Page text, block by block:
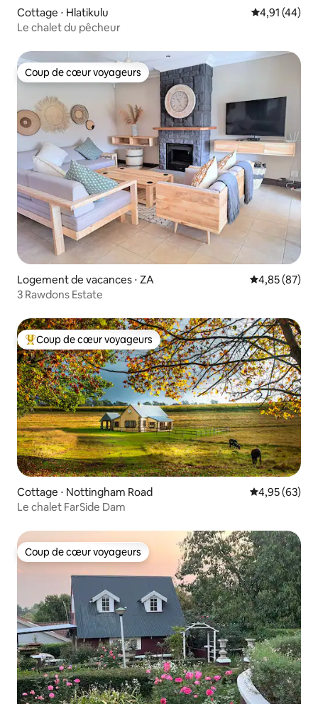
Cottage ⋅ Hlatikulu Évaluation
4,91 (44)
Le chalet du pêcheur
Coup de cœur voyageurs
Coup de cœur voyageurs
Logement de vacances ⋅ ZA Évaluation
4,85 (87)
3 Rawdons Estate
Coups de cœur voyageurs les plus appréciés
Coup de cœur voyageurs
Cottage ⋅ Nottingham Road Évaluation
4,95 (63)
Le chalet FarSide Dam
Coup de cœur voyageurs
Coup de cœur voyageurs